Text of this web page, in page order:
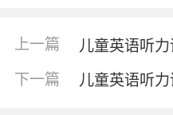
学语言实验室追踪研究
扮演训练，能使儿童
正确率从56%提升至
动：在语境中激活语
上一篇 儿童英语听力
下一篇 儿童英语听力